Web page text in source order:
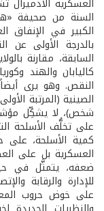
السنة من صحيفة
الكبير في الإنفاق
بالدرجة الأولى
السابقة، مقارنة
كاليابان والهند
النقص. وهو يرى أيضاً
شخص)، لا يشكِّل
على تخلُّف الأسلحة
كمية الأسلحة، على
العسكرية بل على
ضعفه، يتمثَّل في
للإدارة والرقابة
على خوض حروب